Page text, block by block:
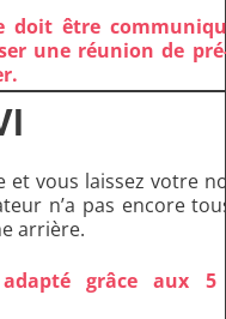
doit être
une réunion de
et vous laissez votre
n’a pas encore
arrière.
grâce aux 5